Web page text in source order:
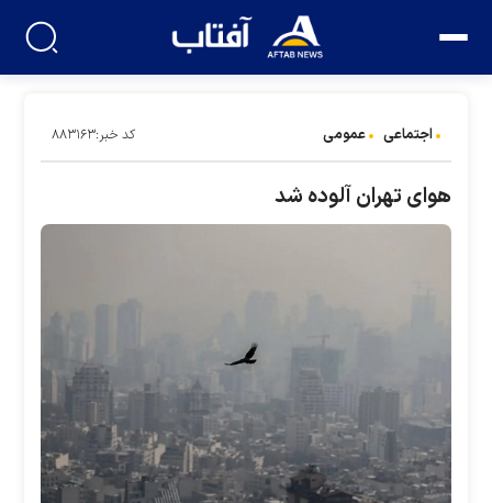
اجتماعی عمومی کد خبر:۸۸۳۱۶۳
هوای تهران آلوده شد